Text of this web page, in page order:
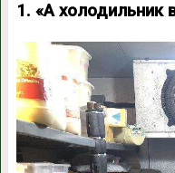
1. «А холодильник